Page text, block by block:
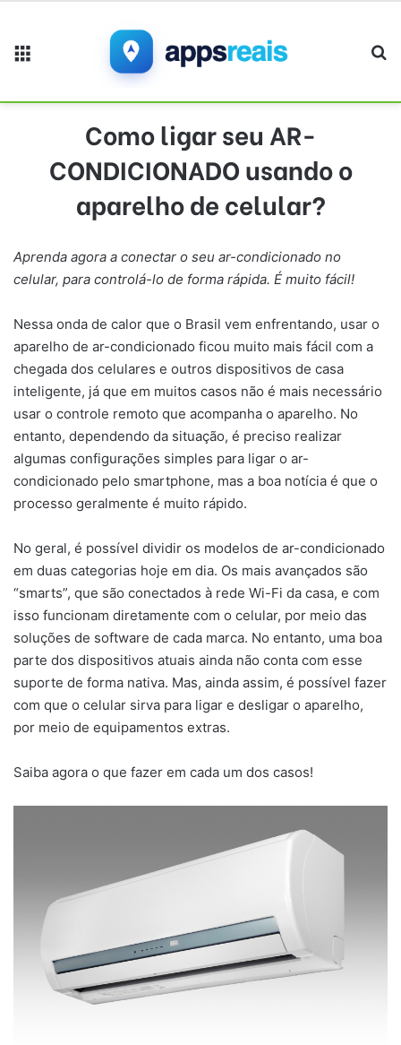
Como ligar seu AR-
CONDICIONADO usando o
aparelho de celular?
Aprenda agora a conectar o seu ar-condicionado no
celular, para controlá-lo de forma rápida. É muito fácil!
Nessa onda de calor que o Brasil vem enfrentando, usar o
aparelho de ar-condicionado ficou muito mais fácil com a
chegada dos celulares e outros dispositivos de casa
inteligente, já que em muitos casos não é mais necessário
usar o controle remoto que acompanha o aparelho. No
entanto, dependendo da situação, é preciso realizar
algumas configurações simples para ligar o ar-
condicionado pelo smartphone, mas a boa notícia é que o
processo geralmente é muito rápido.
No geral, é possível dividir os modelos de ar-condicionado
em duas categorias hoje em dia. Os mais avançados são
“smarts”, que são conectados à rede Wi-Fi da casa, e com
isso funcionam diretamente com o celular, por meio das
soluções de software de cada marca. No entanto, uma boa
parte dos dispositivos atuais ainda não conta com esse
suporte de forma nativa. Mas, ainda assim, é possível fazer
com que o celular sirva para ligar e desligar o aparelho,
por meio de equipamentos extras.
Saiba agora o que fazer em cada um dos casos!